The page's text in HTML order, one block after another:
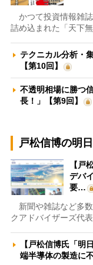
かつて投資情報雑
詰め込まれた「天下
テクニカル分析・
【第10回】
不透明相場に勝つ
長！」【第9回】
戸松信博の明
【戸
デバ
要…
新聞や雑誌など多
クアドバイザーズ代
【戸松信博氏「明
端半導体の製造に